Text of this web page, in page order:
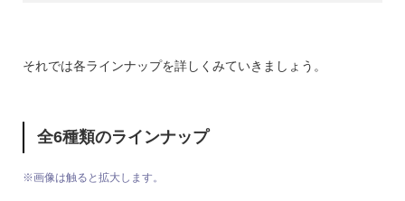
それでは各ラインナップを詳しくみていきましょう。
全6種類のラインナップ
※画像は触ると拡大します。